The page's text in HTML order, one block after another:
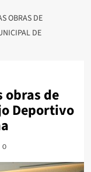
OBRAS DE
DE
obras de
Deportivo
0